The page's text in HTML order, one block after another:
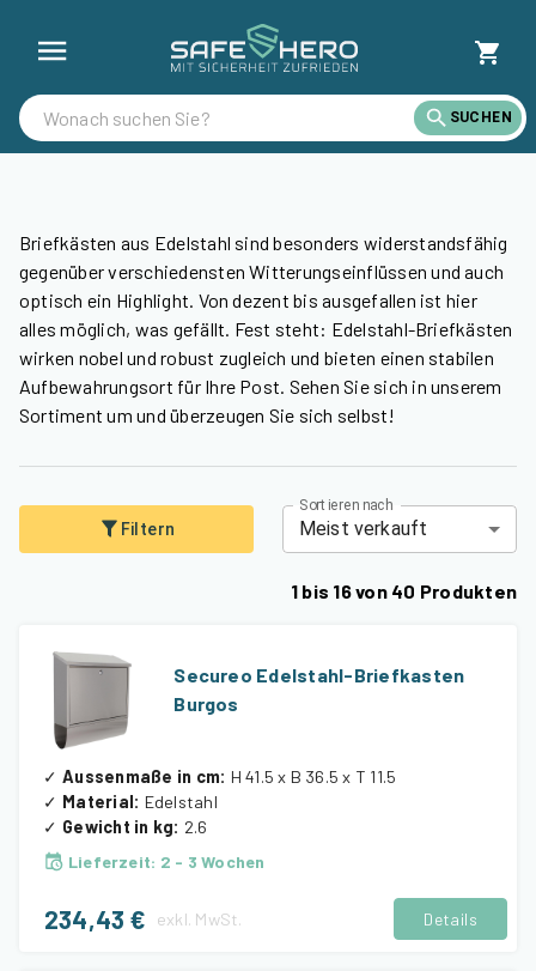
SUCHEN
Briefkästen aus Edelstahl sind besonders widerstandsfähig
gegenüber verschiedensten Witterungseinflüssen und auch
optisch ein Highlight. Von dezent bis ausgefallen ist hier
alles möglich, was gefällt. Fest steht: Edelstahl-Briefkästen
wirken nobel und robust zugleich und bieten einen stabilen
Aufbewahrungsort für Ihre Post. Sehen Sie sich in unserem
Sortiment um und überzeugen Sie sich selbst!
Filtern
Sortieren nach
Meist verkauft
1 bis 16von 40 Produkten
Secureo Edelstahl-Briefkasten
Burgos
✓ Aussenmaße in cm: H 41.5 x B 36.5 x T 11.5
✓ Material: Edelstahl
✓ Gewicht in kg: 2.6
Lieferzeit: 2 - 3 Wochen
234,43 € exkl. MwSt. Details